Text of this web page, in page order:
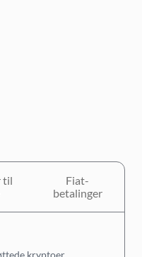
til
Fiat-
betalinger
kryptoer